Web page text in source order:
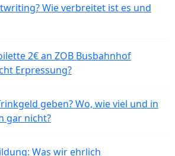
Wie verbreitet ist es und
2€ an ZOB Busbahnhof
Erpressung?
geben? Wo, wie viel und in
gar nicht?
Was wir ehrlich